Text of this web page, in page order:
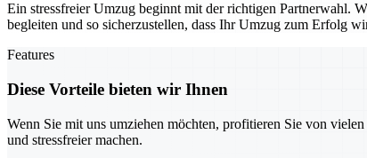
Ein stressfreier Umzug beginnt mit der richtigen Partnerwahl.
begleiten und so sicherzustellen, dass Ihr Umzug zum Erfolg
Features
Diese Vorteile bieten wir Ihnen
Wenn Sie mit uns umziehen möchten, profitieren Sie von
und stressfreier machen.